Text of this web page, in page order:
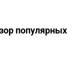
популярных